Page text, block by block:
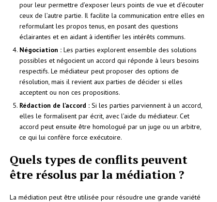
pour leur permettre d’exposer leurs points de vue et d’écouter
ceux de l’autre partie. Il facilite la communication entre elles en
reformulant les propos tenus, en posant des questions
éclairantes et en aidant à identifier les intérêts communs.
Négociation : Les parties explorent ensemble des solutions
possibles et négocient un accord qui réponde à leurs besoins
respectifs. Le médiateur peut proposer des options de
résolution, mais il revient aux parties de décider si elles
acceptent ou non ces propositions.
Rédaction de l’accord : Si les parties parviennent à un accord,
elles le formalisent par écrit, avec l’aide du médiateur. Cet
accord peut ensuite être homologué par un juge ou un arbitre,
ce qui lui confère force exécutoire.
Quels types de conflits peuvent
être résolus par la médiation ?
La médiation peut être utilisée pour résoudre une grande variété